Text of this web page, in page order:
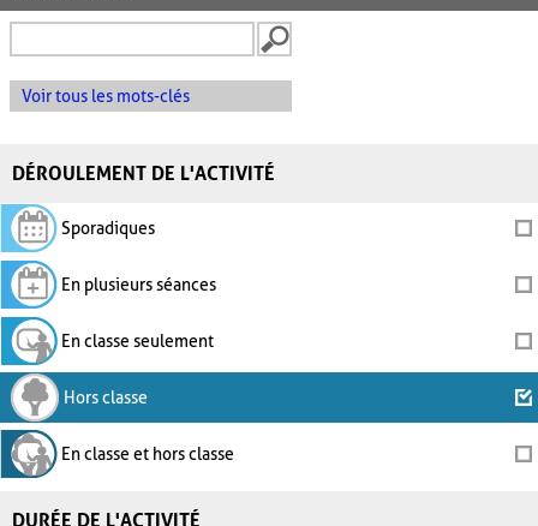
Voir tous les mots-clés
DÉROULEMENT DE L'ACTIVITÉ
Sporadiques
En plusieurs séances
En classe seulement
Hors classe
En classe et hors classe
DURÉE DE L'ACTIVITÉ